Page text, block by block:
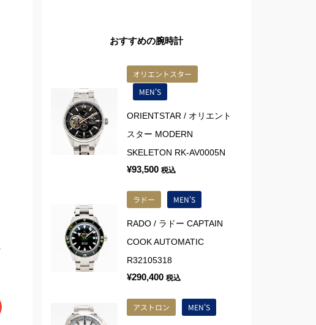
おすすめの腕時計
オリエントスター
MEN'S
ORIENTSTAR / オリエント
スター MODERN
SKELETON RK-AV0005N
¥93,500 税込
ラドー MEN'S
RADO / ラドー CAPTAIN
COOK AUTOMATIC
R32105318
¥290,400 税込
アストロン MEN'S